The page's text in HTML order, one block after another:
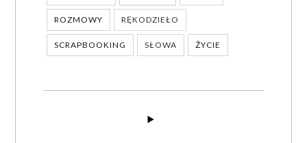
ROZMOWY RĘKODZIEŁO
SCRAPBOOKING SŁOWA ŻYCIE